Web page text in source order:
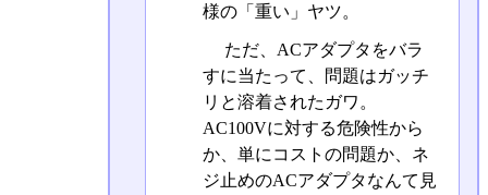
様の「重い」ヤツ。
ただ、ACアダプタをバラ
すに当たって、問題はガッチ
リと溶着されたガワ。
AC100Vに対する危険性から
か、単にコストの問題か、ネ
ジ止めのACアダプタなんて見